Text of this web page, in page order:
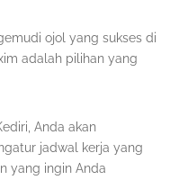
ojol yang sukses di
adalah pilihan yang
Anda akan
jadwal kerja yang
yang ingin Anda